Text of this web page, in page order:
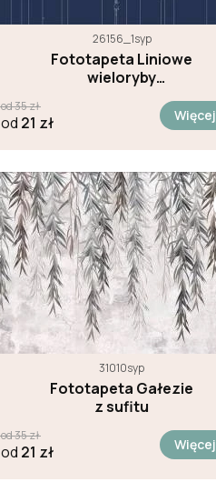
26156_1syp
Fototapeta Liniowe
wieloryby
od35zł
od 21 zł Więcej
31010syp
Fototapeta Gałezie
z sufitu
od35zł
od 21 zł Więcej